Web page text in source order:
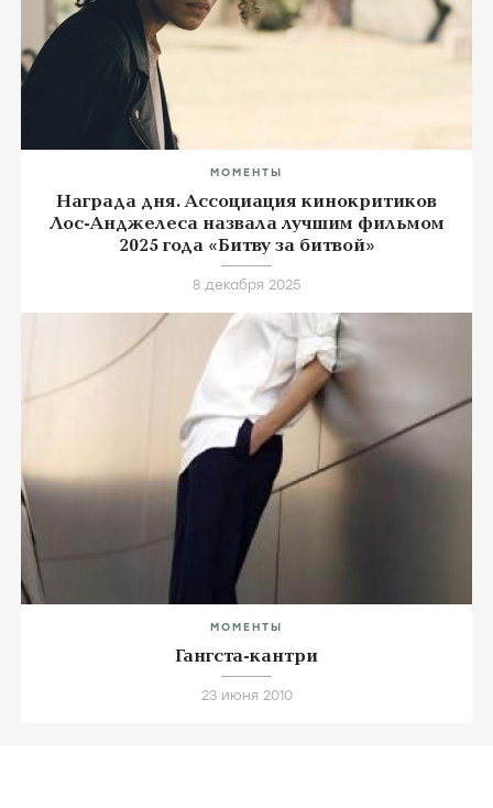
МОМЕНТЫ
Награда дня. Ассоциация кинокритиков
Лос-Анджелеса назвала лучшим фильмом
2025 года «Битву за битвой»
8 декабря 2025
МОМЕНТЫ
Гангста-кантри
23 июня 2010